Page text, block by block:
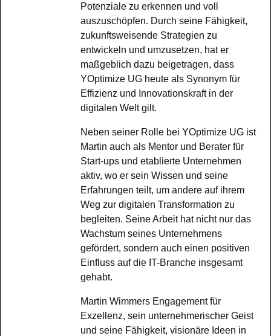
Potenziale zu erkennen und voll
auszuschöpfen. Durch seine Fähigkeit,
zukunftsweisende Strategien zu
entwickeln und umzusetzen, hat er
maßgeblich dazu beigetragen, dass
YOptimize UG heute als Synonym für
Effizienz und Innovationskraft in der
digitalen Welt gilt.
Neben seiner Rolle bei YOptimize UG ist
Martin auch als Mentor und Berater für
Start-ups und etablierte Unternehmen
aktiv, wo er sein Wissen und seine
Erfahrungen teilt, um andere auf ihrem
Weg zur digitalen Transformation zu
begleiten. Seine Arbeit hat nicht nur das
Wachstum seines Unternehmens
gefördert, sondern auch einen positiven
Einfluss auf die IT-Branche insgesamt
gehabt.
Martin Wimmers Engagement für
Exzellenz, sein unternehmerischer Geist
und seine Fähigkeit, visionäre Ideen in